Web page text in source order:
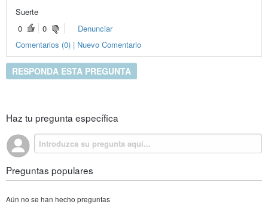
Suerte
0
0
Denunciar
Comentarios (0) | Nuevo Comentario
RESPONDA ESTA PREGUNTA
Haz tu pregunta específica
Preguntas populares
Aún no se han hecho preguntas